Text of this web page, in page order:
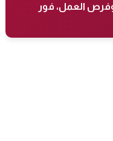
العمل، فور